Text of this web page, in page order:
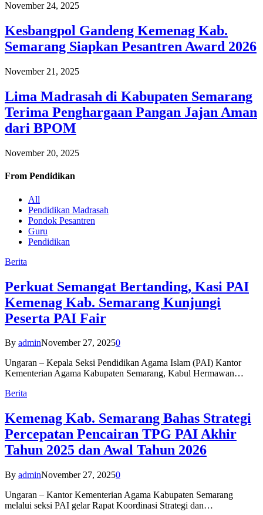
November 24, 2025
Kesbangpol Gandeng Kemenag Kab.
Semarang Siapkan Pesantren Award 2026
November 21, 2025
Lima Madrasah di Kabupaten Semarang
Terima Penghargaan Pangan Jajan Aman
dari BPOM
November 20, 2025
From Pendidikan
All
Pendidikan Madrasah
Pondok Pesantren
Guru
Pendidikan
Berita
Perkuat Semangat Bertanding, Kasi PAI
Kemenag Kab. Semarang Kunjungi
Peserta PAI Fair
By adminNovember 27, 20250
Ungaran – Kepala Seksi Pendidikan Agama Islam (PAI) Kantor
Kementerian Agama Kabupaten Semarang, Kabul Hermawan…
Berita
Kemenag Kab. Semarang Bahas Strategi
Percepatan Pencairan TPG PAI Akhir
Tahun 2025 dan Awal Tahun 2026
By adminNovember 27, 20250
Ungaran – Kantor Kementerian Agama Kabupaten Semarang
melalui seksi PAI gelar Rapat Koordinasi Strategi dan…